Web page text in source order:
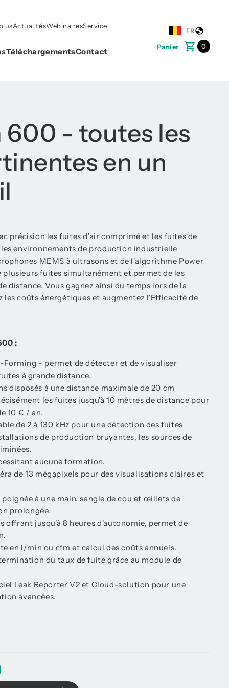
FR
Panier
0
ActualitésWebinairesService
TéléchargementsContact
600 - toutes les
en un
précision les fuites d'air comprimé et les fuites de
environnements de production industrielle
MEMS à ultrasons et de l'algorithme Power
plusieurs fuites simultanément et permet de les
distance. Vous gagnez ainsi du temps lors de la
les coûts énergétiques et augmentez l'Efficacité de
:
Forming - permet de détecter et de visualiser
à grande distance.
disposés à une distance maximale de 20 cm
les fuites jusqu'à 10 mètres de distance pour
10 € / an.
de 2 à 130 kHz pour une détection des fuites
de production bruyantes, les sources de
aucune formation.
de 13 mégapixels pour des visualisations claires et
à une main, sangle de cou et œillets de
prolongée.
offrant jusqu'à 8 heures d'autonomie, permet de
en l/min ou cfm et calcul des coûts annuels.
du taux de fuite grâce au module de
Leak Reporter V2 et Cloud-solution pour une
avancées.